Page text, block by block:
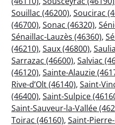
Souillac (46200), Soucirac
(46700), Sonac (46320),
Sénaillac-Lauzès (46360),
(46210), Saux (46800),
Sarrazac (46600), Salviac
(46120), Sainte-Alauzie
Rive-d’Olt (46140), Saint-
(46400), Saint-Sulpice
Saint-Sauveur-la-Vallée
Toirac (46160), Saint-